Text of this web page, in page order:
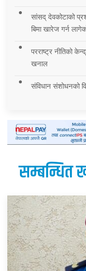
सांसद् देवकोटाको
बिमा खारेज गर्न
परराष्ट्र नीतिको
खनाल
संविधान संशोधनको
सम्बन्धित